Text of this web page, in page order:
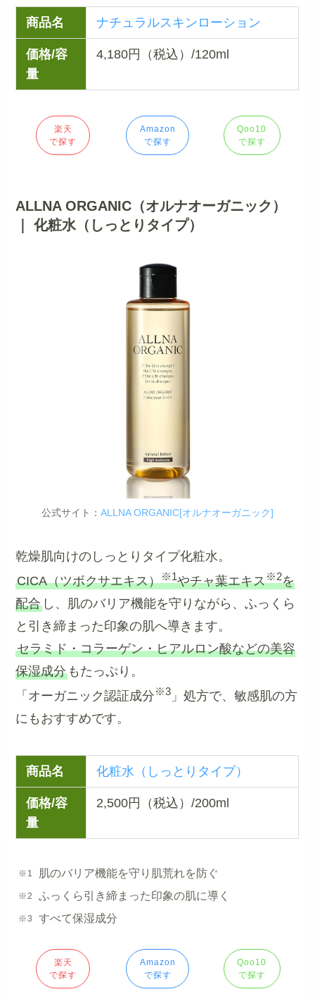
商品名 ナチュラルスキンローション
価格/容
量
4,180円（税込）/120ml
楽天
で探す
Amazon
で探す
Qoo10
で探す
ALLNA ORGANIC（オルナオーガニック）
｜ 化粧水（しっとりタイプ）
公式サイト： ALLNA ORGANIC[オルナオーガニック]
乾燥肌向けのしっとりタイプ化粧水。
CICA（ツボクサエキス）※1やチャ葉エキス※2を
配合 し、肌のバリア機能を守りながら、ふっくら
と引き締まった印象の肌へ導きます。
セラミド・コラーゲン・ヒアルロン酸などの美容
保湿成分 もたっぷり。
「オーガニック認証成分※3 」処方で、敏感肌の方
にもおすすめです。
商品名 化粧水（しっとりタイプ）
価格/容
量
2,500円（税込）/200ml
肌のバリア機能を守り肌荒れを防ぐ
ふっくら引き締まった印象の肌に導く
すべて保湿成分
楽天
で探す
Amazon
で探す
Qoo10
で探す